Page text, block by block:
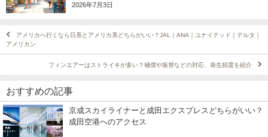
2026年7月3日
アメリカへ行くなら日系とアメリカ系どちらがいい？JAL｜ANA｜ユナイテッド｜デルタ｜
アメリカン
フィンエアーはストライキが多い？補償や振替などの対応、発生頻度を紹介
おすすめの記事
京成スカイライナーと成田エクスプレスどちらがいい？
成田空港へのアクセス